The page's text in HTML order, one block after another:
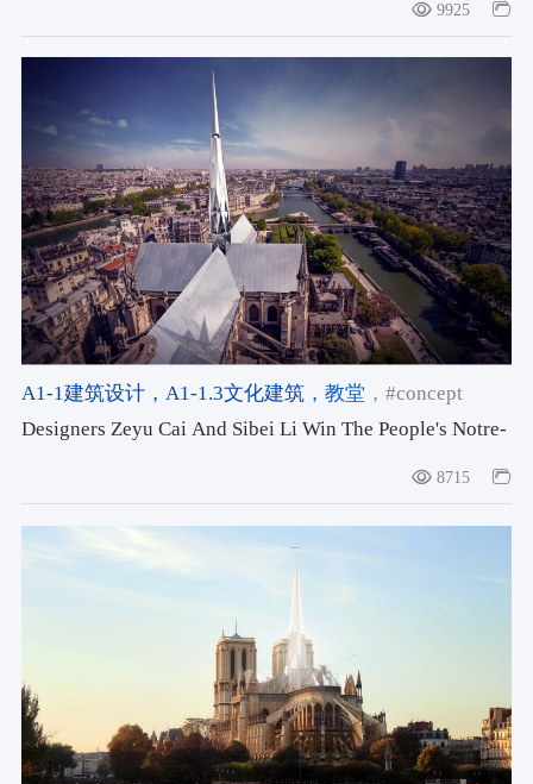
9925
A1-1建筑设计，A1-1.3文化建筑，教堂 ，#concept
Designers Zeyu Cai And Sibei Li Win The People's Notre-
8715